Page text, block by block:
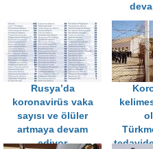
Rusya’da
koronavirüs vaka
sayısı ve ölüler
artmaya devam
ediyor